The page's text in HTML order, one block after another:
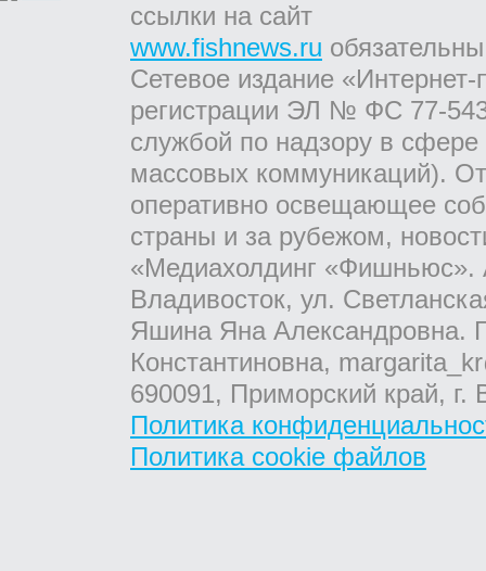
ссылки на сайт
www.fishnews.ru
Сетевое издание
регистрации ЭЛ № ФС 77-
службой по надзору в
массовых коммуникаций).
оперативно освещающее
страны и за рубежом,
«Медиахолдинг «Фишньюс».
Владивосток, ул.
Яшина Яна Александровна.
Константиновна,
690091, Приморский край,
Политика
Политика cookie файлов